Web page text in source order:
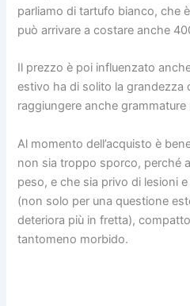
parliamo di tartufo bianco, che
può arrivare a costare anche
Il prezzo è poi influenzato
estivo ha di solito la grandezza
raggiungere anche grammature
Al momento dell’acquisto è
non sia troppo sporco, perché
peso, e che sia privo di lesioni
(non solo per una questione
deteriora più in fretta),
tantomeno morbido.